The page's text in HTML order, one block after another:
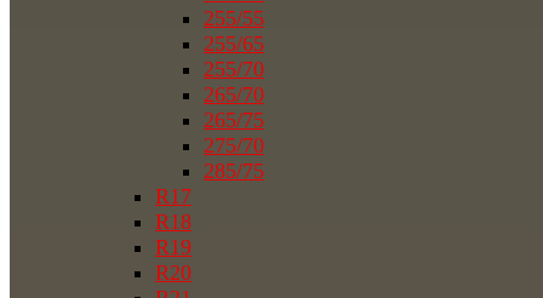
255/55
255/65
255/70
265/70
265/75
275/70
285/75
R17
R18
R19
R20